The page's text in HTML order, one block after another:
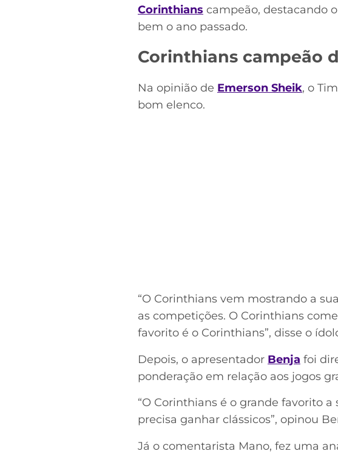
Corinthians campeão, destacando
bem o ano passado.
Corinthians campeão
Na opinião de Emerson Sheik, o
bom elenco.
“O Corinthians vem mostrando a
as competições. O Corinthians
favorito é o Corinthians”, disse o
Depois, o apresentador Benja foi
ponderação em relação aos jogos
“O Corinthians é o grande favorito
precisa ganhar clássicos”, opinou
Já o comentarista Mano, fez uma